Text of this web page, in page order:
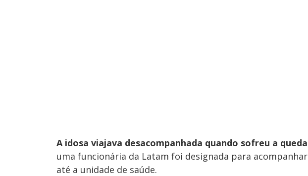
A idosa viajava desacompanhada quando sofreu a queda
uma funcionária da Latam foi designada para
até a unidade de saúde.